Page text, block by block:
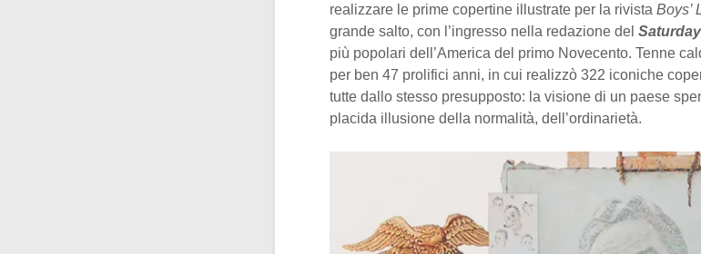
realizzare le prime copertine illustrate per la rivista Boys’
grande salto, con l’ingresso nella redazione del
più popolari dell’America del primo Novecento. Tenne
per ben 47 prolifici anni, in cui realizzò 322 iconiche
tutte dallo stesso presupposto: la visione di un paese
placida illusione della normalità, dell’ordinarietà.